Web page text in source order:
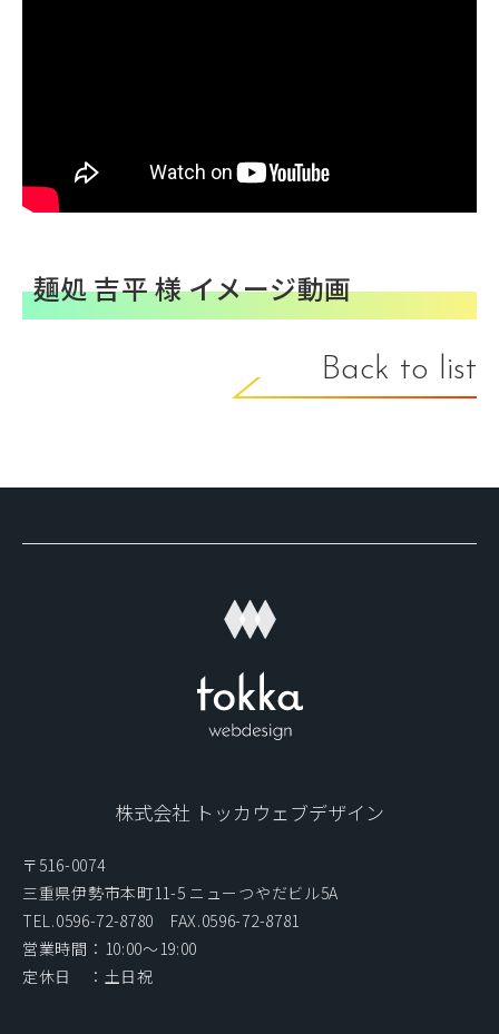
麺処 吉平 様 イメージ動画
Back to list
株式会社 トッカウェブデザイン
〒516-0074
三重県伊勢市本町11-5 ニューつやだビル5A
TEL.0596-72-8780 FAX.0596-72-8781
営業時間：10:00〜19:00
定休日 ：土日祝